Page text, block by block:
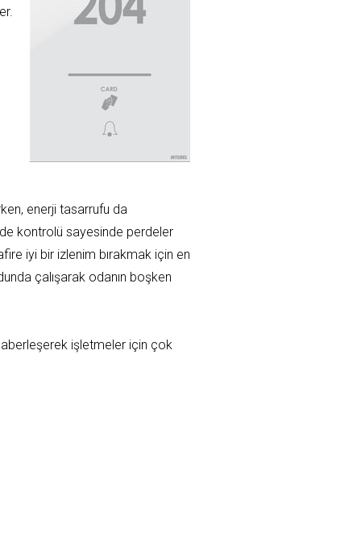
enerji tasarrufu da
kontrolü sayesinde perdeler
iyi bir izlenim bırakmak için en
çalışarak odanın boşken
işletmeler için çok